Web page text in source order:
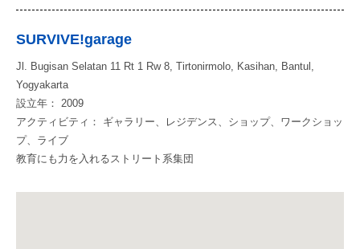
SURVIVE!garage
Jl. Bugisan Selatan 11 Rt 1 Rw 8, Tirtonirmolo, Kasihan, Bantul,
Yogyakarta
設立年： 2009
アクティビティ： ギャラリー、レジデンス、ショップ、ワークショッ
プ、ライブ
教育にも力を入れるストリート系集団